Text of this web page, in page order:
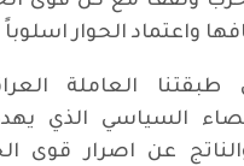
واعتماد الحوار
طبقتنا العاملة
السياسي الذي
والناتج عن اصرار قوى